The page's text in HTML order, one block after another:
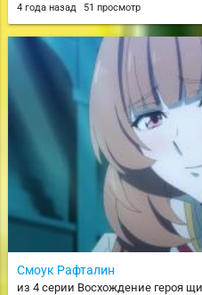
4 года назад 51 просмотр
Смоук Рафталин
из 4 серии Восхождение героя